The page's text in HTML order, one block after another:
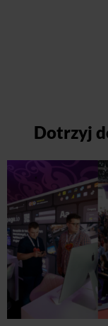
Dotrzyj